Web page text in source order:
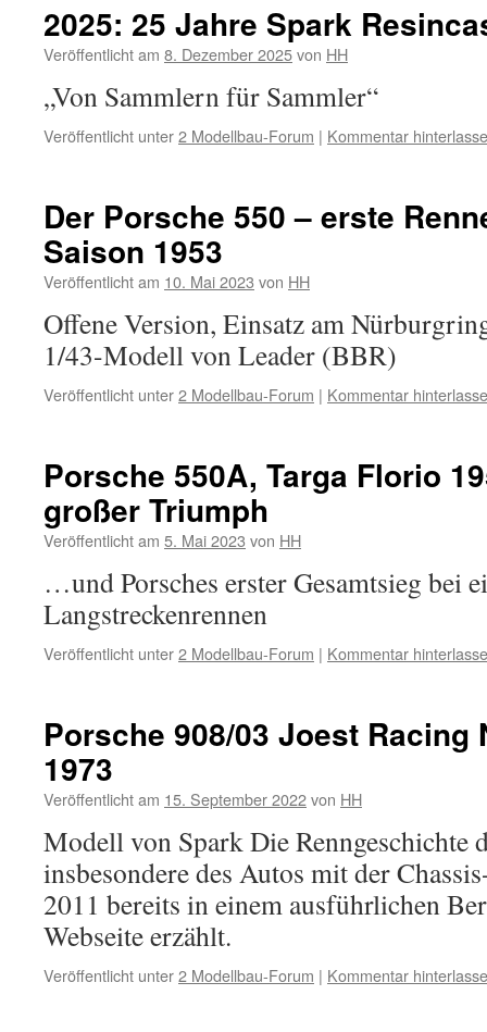
2025: 25 Jahre Spark
Veröffentlicht am 8. Dezember 2025von HH
„Von Sammlern für Sammler“
Veröffentlicht unter2 Modellbau-Forum | Kommentar
Der Porsche 550 – erste
Saison 1953
Veröffentlicht am 10. Mai 2023 von HH
Offene Version, Einsatz am
1/43-Modell von Leader (BBR)
Veröffentlicht unter2 Modellbau-Forum | Kommentar
Porsche 550A, Targa Florio
großer Triumph
Veröffentlicht am 5. Mai 2023 von HH
…und Porsches erster Gesamtsieg bei
Langstreckenrennen
Veröffentlicht unter2 Modellbau-Forum | Kommentar
Porsche 908/03 Joest Racing
1973
Veröffentlicht am 15. September 2022von HH
Modell von Spark Die Renngeschichte
insbesondere des Autos mit der
2011 bereits in einem ausführlichen
Webseite erzählt.
Veröffentlicht unter2 Modellbau-Forum | Kommentar